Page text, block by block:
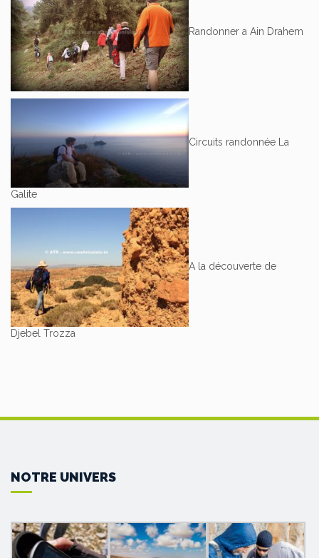
Randonner a Ain Drahem
Circuits randonnée La
Galite
A la découverte de
Djebel Trozza
NOTRE UNIVERS